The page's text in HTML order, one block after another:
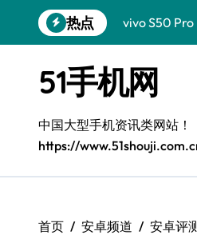
到
热点
vivo S50
小米17 Pro
三星Galaxy
S25 Ultra颜
S25+闪亮登
51手机网
中国大型手机资讯类网站！
https://
首页 安卓频道 安卓评